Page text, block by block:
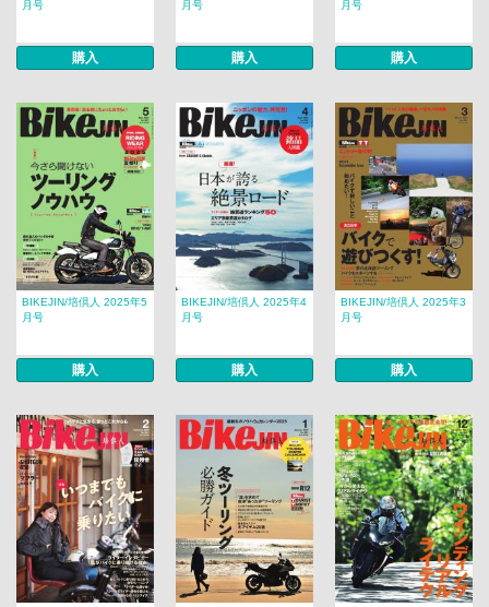
月号
購入
月号
購入
月号
購入
BIKEJIN/培倶人 2025年5
月号
購入
BIKEJIN/培倶人 2025年4
月号
購入
BIKEJIN/培倶人 2025年3
月号
購入